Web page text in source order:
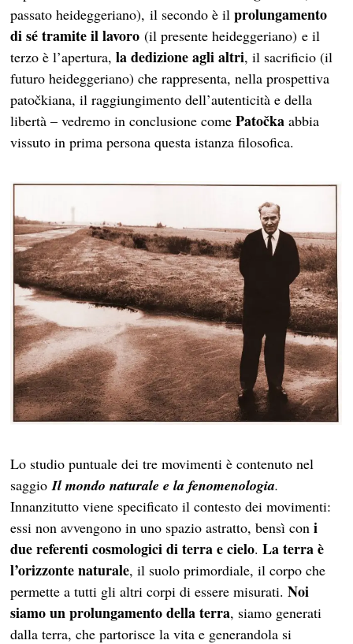
passato heideggeriano),il secondo è il prolungamento
di sétramite il lavoro(il presente heideggeriano)e il
terzo è l’apertura,ladedizioneagli altri, il sacrificio (il
futuro heideggeriano) che rappresenta,nella prospettiva
patočkiana, il raggiungimento dell’autenticità e della
libertà – vedremo in conclusione comePatočka abbia
vissuto in prima persona questa istanza filosofica.
Lo studiopuntuale dei tre movimenti è contenuto nel
saggioIl mondo naturale e la fenomenologia.
Innanzitutto viene specificato il contesto dei movimenti:
essi non avvengono in uno spazio astratto, bensì coni
due referenti cosmologici di terra e cielo.La terra è
l’orizzonte naturale, il suolo primordiale, il corpo che
permette a tutti gli altri corpi di essere misurati.Noi
siamo un prolungamento della terra, siamo generati
dalla terra, che partorisce la vita e generandola si